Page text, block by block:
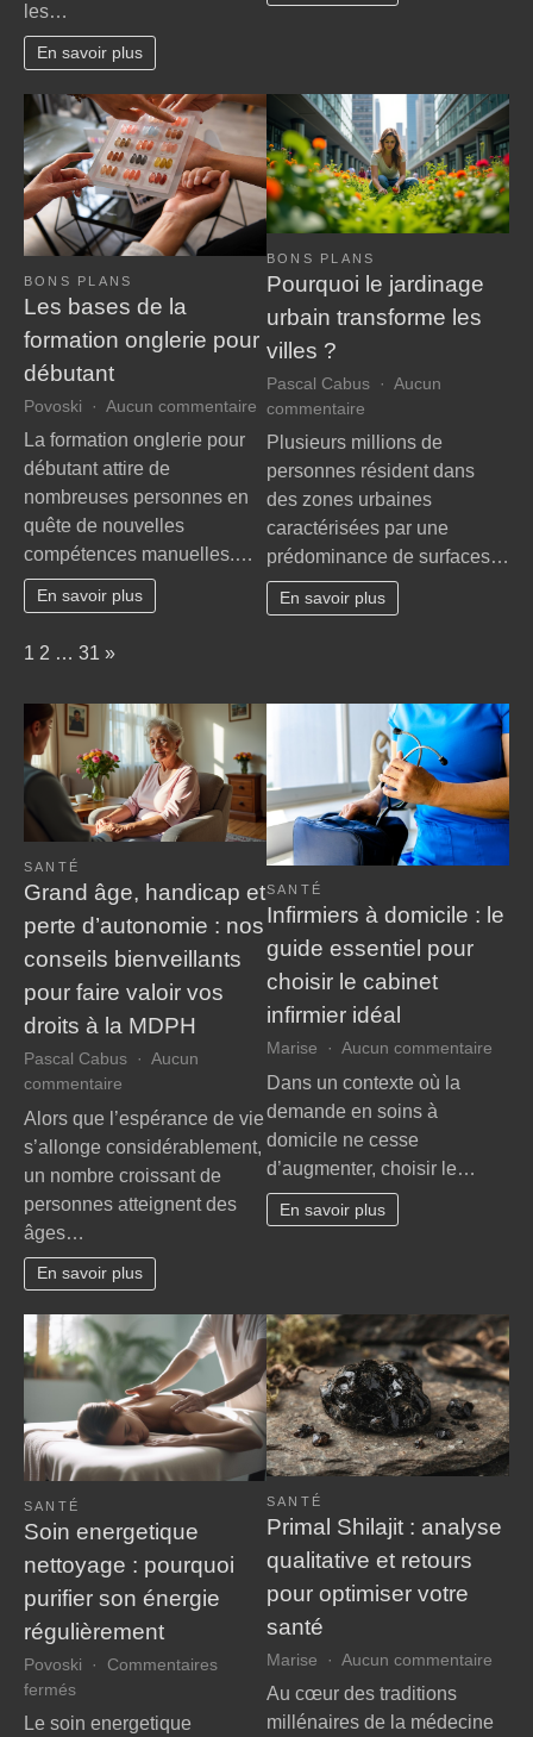
réguler
votre
corporelle
en
public
les…
En savoir plus
BONS PLANS
Les bases de la
formation onglerie pour
débutant
Povoski Aucun commentaire sur
bases
de
la
formation
onglerie
pour
débutant
La formation onglerie pour
débutant attire de
nombreuses personnes en
quête de nouvelles
compétences manuelles.…
En savoir plus
BONS PLANS
Pourquoi le jardinage
urbain transforme les
villes ?
Pascal Cabus
Aucun
commentaire
Pourquoi
jardinage
urbain
transforme
les
villes
?
Plusieurs millions de
personnes résident dans
des zones urbaines
caractérisées par une
prédominance de surfaces…
En savoir plus
Page:
1 2 … 31 Next
»
SANTÉ
Grand âge, handicap et
perte d’autonomie : nos
conseils bienveillants
pour faire valoir vos
droits à la MDPH
Pascal Cabus
Aucun
commentaire
Grand
âge,
handicap
et
perte
:
nos
bienveillants
pour
faire
valoir
vos
droits
à
MDPH
Alors que l’espérance de vie
s’allonge considérablement,
un nombre croissant de
personnes atteignent des
âges…
En savoir plus
SANTÉ
Infirmiers à domicile : le
guide essentiel pour
choisir le cabinet
infirmier idéal
Marise Aucun commentaire
idéal
Dans un contexte où la
demande en soins à
domicile ne cesse
d’augmenter, choisir le…
En savoir plus
SANTÉ
Soin energetique
nettoyage : pourquoi
purifier son énergie
régulièrement
Povoski
Commentaires
ferméssur
Le soin energetique
SANTÉ
Primal Shilajit : analyse
qualitative et retours
pour optimiser votre
santé
Marise Aucun commentaire
Au cœur des traditions
millénaires de la médecine